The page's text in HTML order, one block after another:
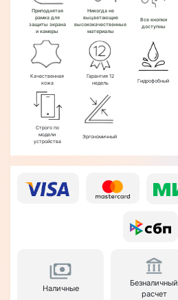
Приподнятая
рамка для
защиты экрана
и камеры
Никогда не
выцветающие
высококачественные
материалы
Все кнопки
доступны
Качественная
кожа
Гарантия 12
недель
Гидрофобный
Строго по
модели
устройства
Эргономичный
Наличные
Безналичный
расчет